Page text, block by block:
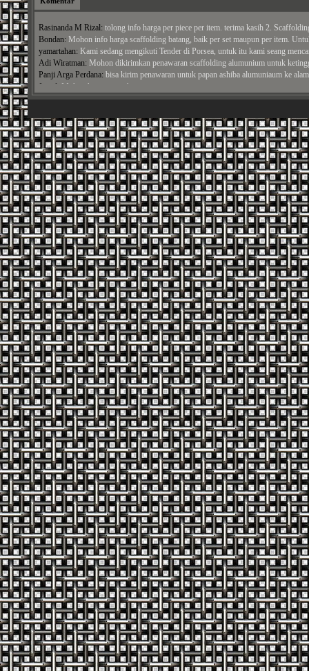
Rasinanda M Rizal: tolong info harga per piece per item. terima kasih 2.
Bondan: Mohon info harga scaffolding batang, baik per set maupun per item.
yamartahan: Kami sedang mengikuti Tender di Porsea, untuk itu kami seang
Adi Wiratman: Mohon dikirimkan penawaran scaffolding alumunium untuk
Panji Arga Perdana: bisa kirim penawaran untuk papan ashiba alumuniaum ke
Jamal: Mohon harga cross brace, ...
Syamroni:Mohon Diberikan Penawaran, untuk harga scaffolding min ket 3.2 mm